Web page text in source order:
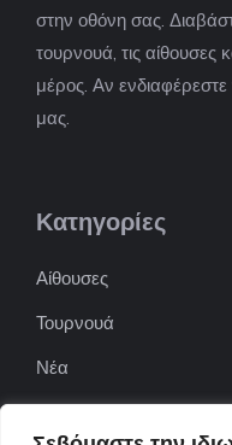
στην οθόνη σας.
τουρνουά, τις
μέρος. Αν
μας.
Κατηγορίες
Αίθουσες
Τουρνουά
Νέα
Επιχειρήσεις